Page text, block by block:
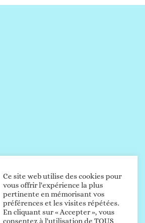
Ce site web utilise des cookies pour
vous offrir l'expérience la plus
pertinente en mémorisant vos
préférences et les visites répétées.
En cliquant sur « Accepter », vous
consentez à l'utilisation de TOUS